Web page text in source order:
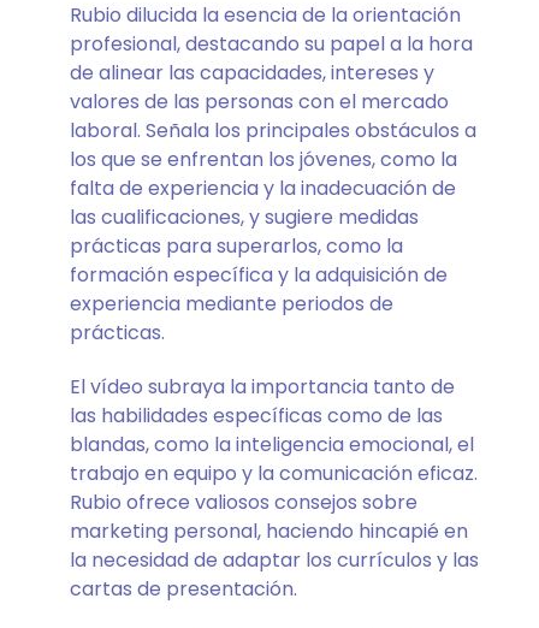
Rubio dilucida la esencia de la orientación
profesional, destacando su papel a la hora
de alinear las capacidades, intereses y
valores de las personas con el mercado
laboral. Señala los principales obstáculos a
los que se enfrentan los jóvenes, como la
falta de experiencia y la inadecuación de
las cualificaciones, y sugiere medidas
prácticas para superarlos, como la
formación específica y la adquisición de
experiencia mediante periodos de
prácticas.
El vídeo subraya la importancia tanto de
las habilidades específicas como de las
blandas, como la inteligencia emocional, el
trabajo en equipo y la comunicación eficaz.
Rubio ofrece valiosos consejos sobre
marketing personal, haciendo hincapié en
la necesidad de adaptar los currículos y las
cartas de presentación.